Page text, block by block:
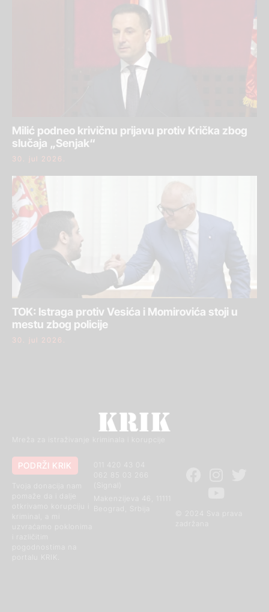
Milić podneo krivičnu prijavu protiv Krička zbog
slučaja „Senjak“
30. jul 2026.
TOK: Istraga protiv Vesića i Momirovića stoji u
mestu zbog policije
30. jul 2026.
Mreža za istraživanje kriminala i korupcije
© 2024 Sva prava
011 420 43 04
Makenzijeva 46, 11111
PODRŽI KRIK
otkrivamo korupciju i
kriminal, a mi
uzvraćamo poklonima
i različitim
pogodnostima na
portalu KRIK.